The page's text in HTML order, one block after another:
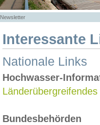
Newsletter
Interessante
Nationale Links
Hochwasser-
Bundesbehörden